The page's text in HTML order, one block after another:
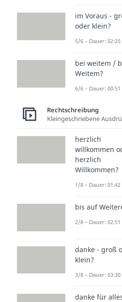
der
Zweiten,
Ich muss
meine
Wie du
Ersten
nämlich
nutzt das
als
Deshalb
Anders
undzum
handelt
die
Studyflix
im Voraus -
oder klein?
5/6 – Dauer: 02:25
bei weitem /
Weitem?
6/6 – Dauer: 00:51
Rechtschreibung
Kleingeschriebene
herzlich
willkommen
herzlich
Willkommen?
1/8 – Dauer: 01:42
bis auf
2/8 – Dauer: 02:51
danke - groß
klein?
3/8 – Dauer: 03:30
danke für